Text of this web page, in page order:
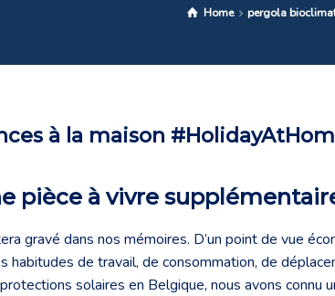
Home pergola
à la maison
pièce à vivre
gravé dans nos mémoires. D’un point de vue
habitudes de travail, de consommation, de
solaires en Belgique, nous avons connu